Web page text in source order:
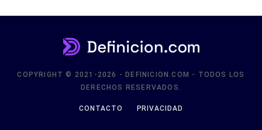
COPYRIGHT © 2021-2026 - DEFINICION.COM - TODOS LOS
DERECHOS RESERVADOS.
CONTACTO PRIVACIDAD